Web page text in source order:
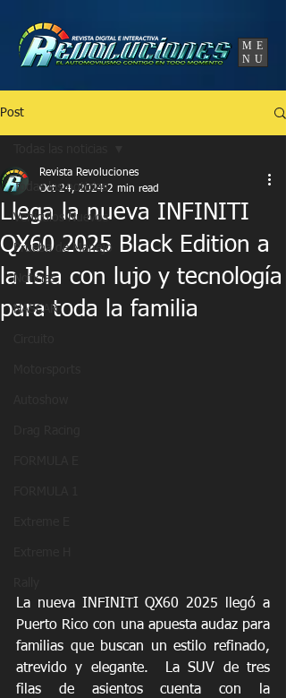
ME
NU
Post
Todas las noticias
Vehículos Nuevos
Prueba de Manejo
Noticias
NASCAR
Llega la nueva INFINITI
QX60 2025 Black Edition a
la Isla con lujo y tecnología
para toda la familia
Revista Revoluciones
Oct 24, 2024 2 min read
La nueva INFINITI QX60 2025 llegó a
Puerto Rico con una apuesta audaz para
familias que buscan un estilo refinado,
atrevido y elegante.  La SUV de tres
filas de asientos cuenta con la